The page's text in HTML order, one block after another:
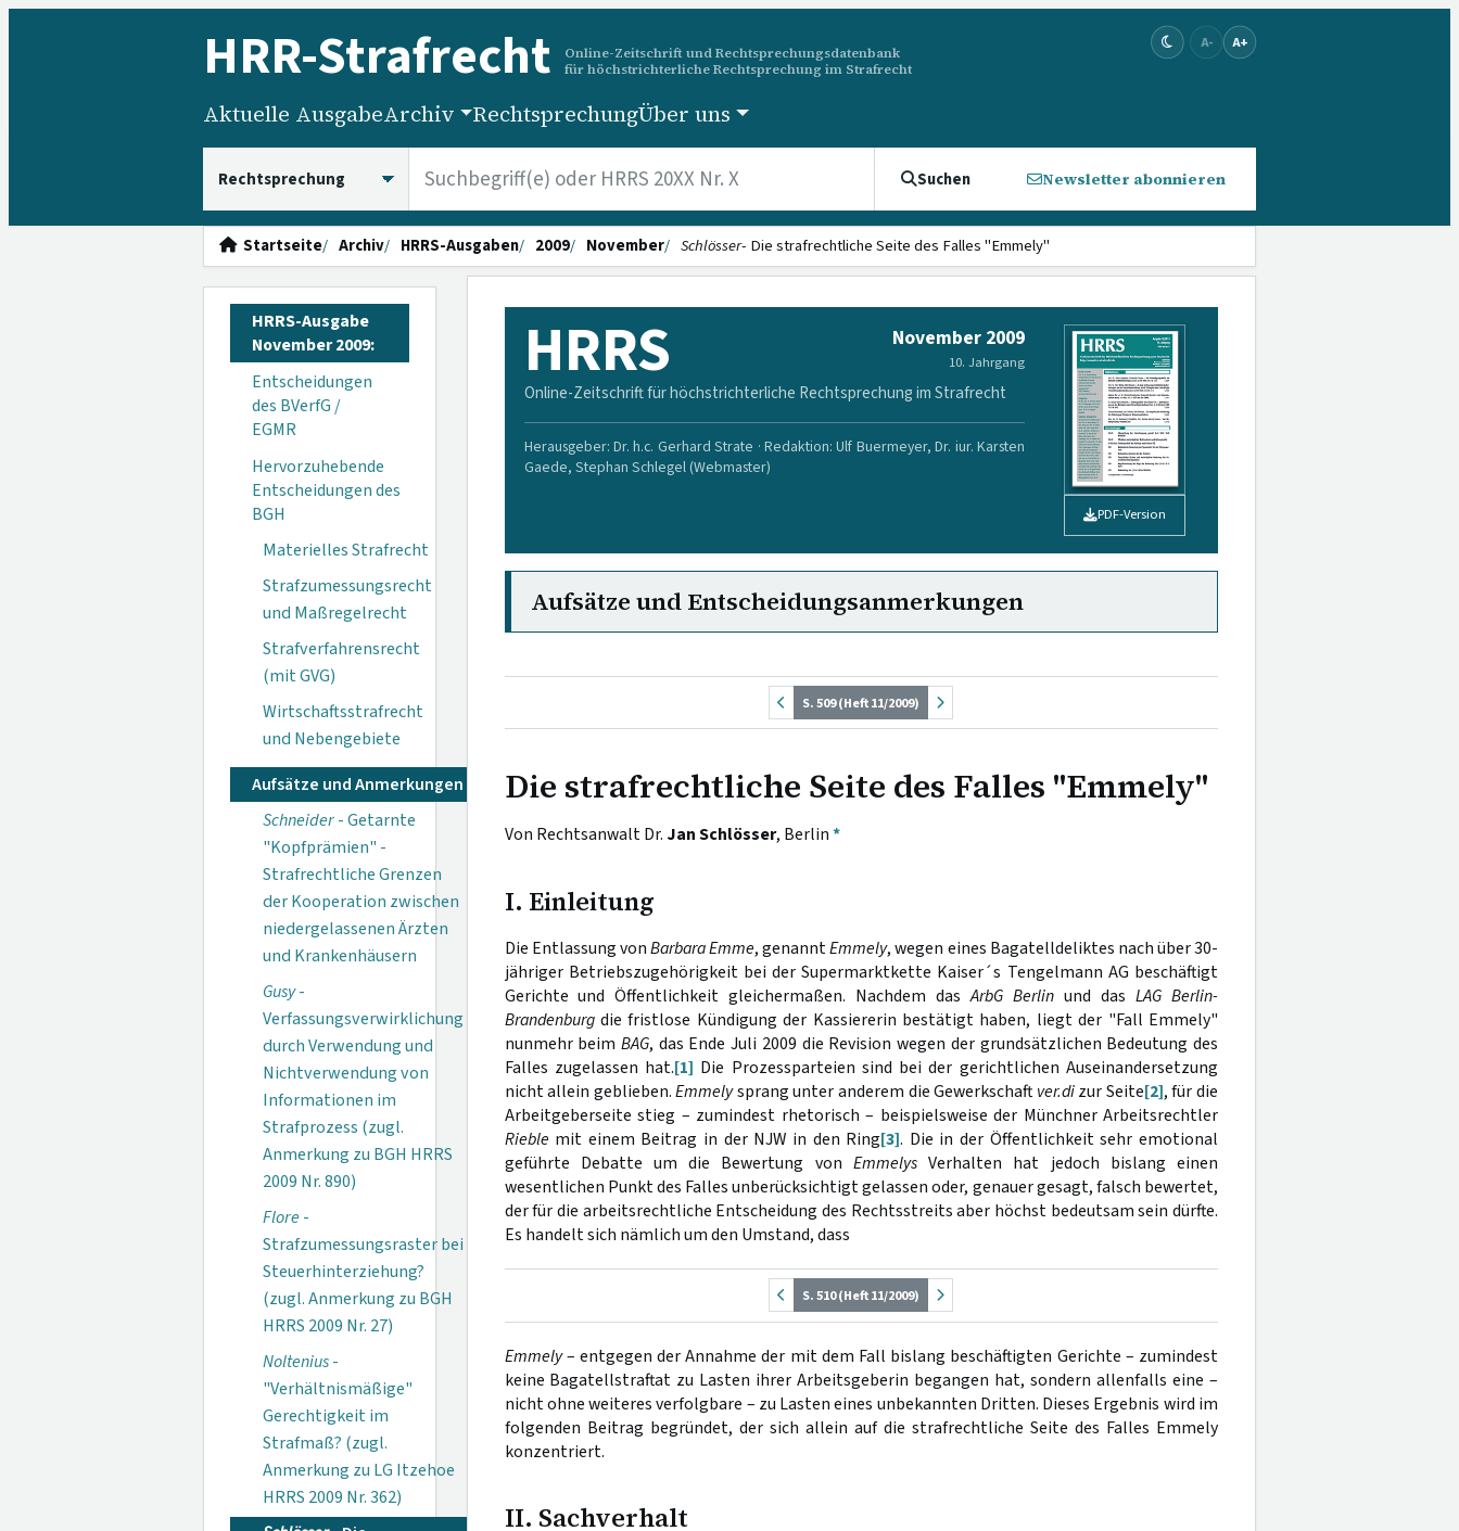
HRR-Strafrecht
Online-Zeitschrift und Rechtsprechungsdatenbank
für höchstrichterliche Rechtsprechung im Strafrecht
A- A+
Aktuelle AusgabeArchiv RechtsprechungÜber uns
Suchen Newsletter abonnieren
Startseite Archiv HRRS-Ausgaben 2009 November Schlösser- Die strafrechtliche Seite des Falles "Emmely"
HRRS-Ausgabe
November 2009:
Entscheidungen
des BVerfG /
EGMR
Hervorzuhebende
Entscheidungen des
BGH
Materielles Strafrecht
Strafzumessungsrecht
und Maßregelrecht
Strafverfahrensrecht
(mit GVG)
Wirtschaftsstrafrecht
und Nebengebiete
Aufsätze und Anmerkungen
Schneider- Getarnte
"Kopfprämien" -
Strafrechtliche Grenzen
der Kooperation zwischen
niedergelassenen Ärzten
und Krankenhäusern
Gusy-
Verfassungsverwirklichung
durch Verwendung und
Nichtverwendung von
Informationen im
Strafprozess (zugl.
Anmerkung zu BGH HRRS
2009 Nr. 890)
Flore-
Strafzumessungsraster bei
Steuerhinterziehung?
(zugl. Anmerkung zu BGH
HRRS 2009 Nr. 27)
Noltenius-
"Verhältnismäßige"
Gerechtigkeit im
Strafmaß? (zugl.
Anmerkung zu LG Itzehoe
HRRS 2009 Nr. 362)
HRRS November 2009
10. Jahrgang
Online-Zeitschrift für höchstrichterliche Rechtsprechung im Strafrecht
Herausgeber: Dr. h.c. Gerhard Strate · Redaktion: Ulf Buermeyer, Dr. iur. Karsten
Gaede, Stephan Schlegel (Webmaster)
PDF-Version
Aufsätze und Entscheidungsanmerkungen
S. 509 (Heft 11/2009)
Die strafrechtliche Seite des Falles "Emmely"
Von Rechtsanwalt Dr. Jan Schlösser, Berlin*
I. Einleitung
Die Entlassung vonBarbara Emme, genanntEmmely, wegen eines Bagatelldeliktes nach über 30-
jähriger Betriebszugehörigkeit bei der Supermarktkette Kaiser´s Tengelmann AG beschäftigt
Gerichte und Öffentlichkeit gleichermaßen. Nachdem dasArbG Berlin und dasLAG Berlin-
Brandenburgdie fristlose Kündigung der Kassiererin bestätigt haben, liegt der "Fall Emmely"
nunmehr beim BAG, das Ende Juli 2009 die Revision wegen der grundsätzlichen Bedeutung des
Falles zugelassen hat.[1] Die Prozessparteien sind bei der gerichtlichen Auseinandersetzung
nicht allein geblieben.Emmelysprang unter anderem die Gewerkschaft ver.dizur Seite[2], für die
Arbeitgeberseite stieg – zumindest rhetorisch – beispielsweise der Münchner Arbeitsrechtler
Rieble mit einem Beitrag in der NJW in den Ring[3]. Die in der Öffentlichkeit sehr emotional
geführte Debatte um die Bewertung von EmmelysVerhalten hat jedoch bislang einen
wesentlichen Punkt des Falles unberücksichtigt gelassen oder, genauer gesagt, falsch bewertet,
der für die arbeitsrechtliche Entscheidung des Rechtsstreits aber höchst bedeutsam sein dürfte.
Es handelt sich nämlich um den Umstand, dass
S. 510 (Heft 11/2009)
Emmely– entgegen der Annahme der mit dem Fall bislang beschäftigten Gerichte – zumindest
keine Bagatellstraftat zu Lasten ihrer Arbeitsgeberin begangen hat, sondern allenfalls eine –
nicht ohne weiteres verfolgbare – zu Lasten eines unbekannten Dritten. Dieses Ergebnis wird im
folgenden Beitrag begründet, der sich allein auf die strafrechtliche Seite des Falles Emmely
konzentriert.
II. Sachverhalt